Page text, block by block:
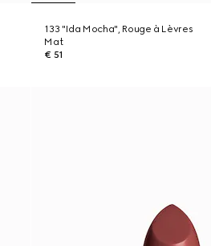
133 "Ida Mocha", Rouge à Lèvres
Mat
€ 51